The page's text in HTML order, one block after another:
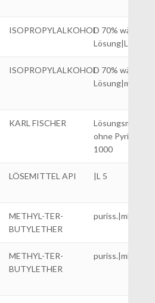
ISOPROPYLALKOHOLD 70% wässrige
Lösung|L 5
ISOPROPYLALKOHOLD 70% wässrige
Lösung|ml 1000
KARL FISCHER
Lösungsmittel
ohne Pyridin|ml
1000
LÖSEMITTEL API |L 5
METHYL-TER-
BUTYLETHER
puriss.|ml 2500
METHYL-TER-
BUTYLETHER
puriss.|ml 1000